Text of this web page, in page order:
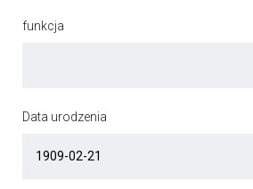
funkcja
Data urodzenia